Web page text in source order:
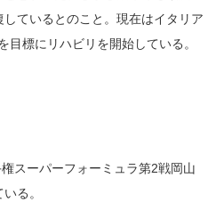
ているとのこと。現在はイタリア
標にリハビリを開始している。
スーパーフォーミュラ第2戦岡山
る。